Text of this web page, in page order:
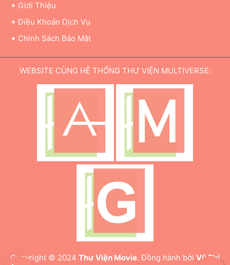
Giới Thiệu
Điều Khoản Dịch Vụ
Chinh Sách Bảo Mật
WEBSITE CÙNG HỆ THỐNG THƯ VIỆN MULTIVERSE:
Copyright © 2024 Thư Viện Movie. Đồng hành bởi Vũ Thị